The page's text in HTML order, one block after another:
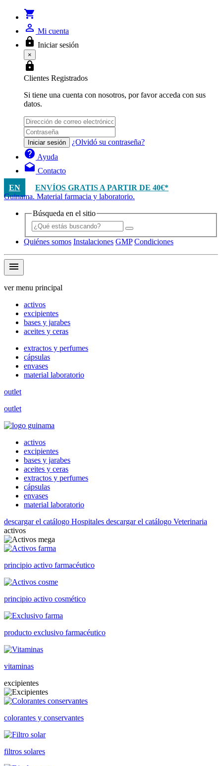
shopping_cart
person_outline Mi cuenta
lock Iniciar sesión
×
lock
Clientes Registrados
Si tiene una cuenta con nosotros, por favor acceda con sus
datos.
Iniciar sesión ¿Olvidó su contraseña?
help Ayuda
drafts Contacto
EN
ENVÍOS GRATIS A PARTIR DE 40€*
Guinama. Material farmacia y laboratorio.
Búsqueda en el sitio
Quiénes somos Instalaciones GMP Condiciones
menu
ver menu principal
activos
excipientes
bases y jarabes
aceites y ceras
extractos y perfumes
cápsulas
envases
material laboratorio
outlet
outlet
activos
excipientes
bases y jarabes
aceites y ceras
extractos y perfumes
cápsulas
envases
material laboratorio
descargar el catálogo Hospitales descargar el catálogo Veterinaria
activos
principio activo farmacéutico
principio activo cosmético
producto exclusivo farmacéutico
vitaminas
excipientes
colorantes y conservantes
filtros solares